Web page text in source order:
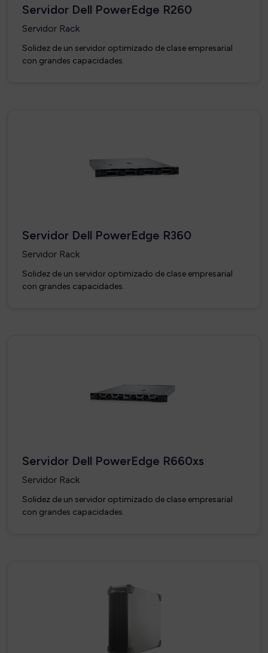
Servidor Dell PowerEdge R260
Servidor Rack
Solidez de un servidor optimizado de clase empresarial
con grandes capacidades.
Servidor Dell PowerEdge R360
Servidor Rack
Solidez de un servidor optimizado de clase empresarial
con grandes capacidades.
Servidor Dell PowerEdge R660xs
Servidor Rack
Solidez de un servidor optimizado de clase empresarial
con grandes capacidades.